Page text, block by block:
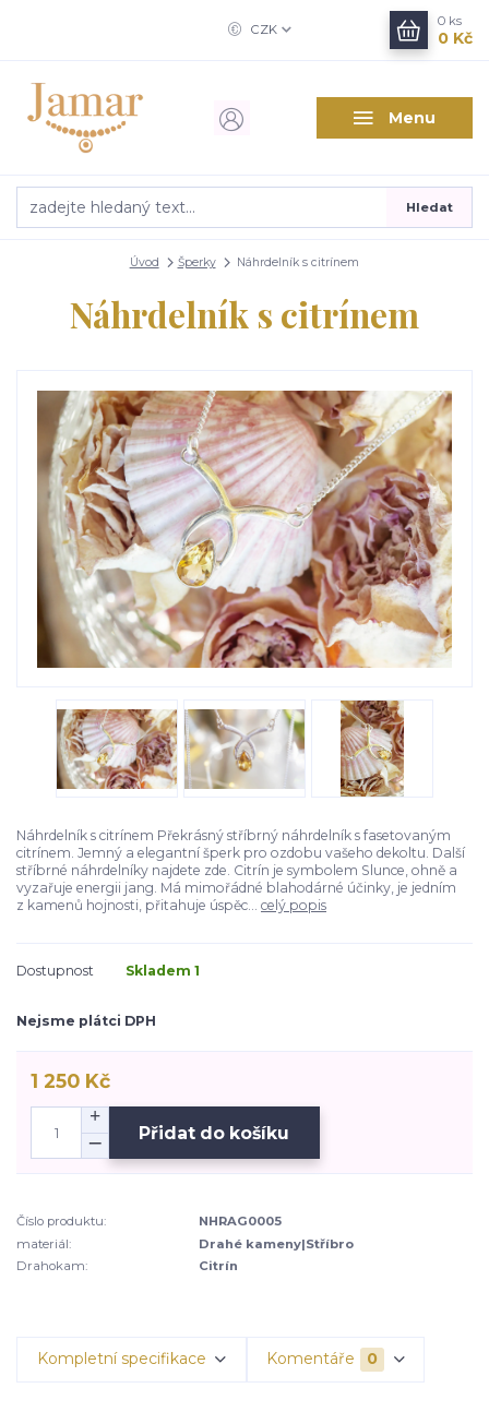
Menu
CZK
Hledat
0 ks
0 Kč
Úvod Šperky Náhrdelník s citrínem
Náhrdelník s citrínem
Náhrdelník s citrínem Překrásný stříbrný náhrdelník s fasetovaným
citrínem. Jemný a elegantní šperk pro ozdobu vašeho dekoltu. Další
stříbrné náhrdelníky najdete zde. Citrín je symbolem Slunce, ohně a
vyzařuje energii jang. Má mimořádné blahodárné účinky, je jedním
z kamenů hojnosti, přitahuje úspěc... celý popis
Dostupnost Skladem 1
Nejsme plátci DPH
1 250 Kč
Přidat do košíku
Číslo produktu:
NHRAG0005
materiál:
Drahé kameny|Stříbro
Drahokam:
Citrín
Kompletní specifikace Komentáře 0